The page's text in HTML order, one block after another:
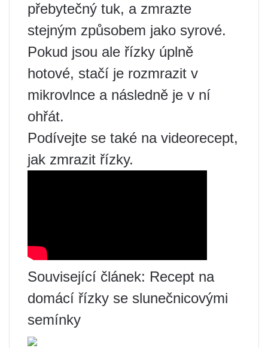
přebytečný tuk, a zmrazte
stejným způsobem jako syrové.
Pokud jsou ale řízky úplně
hotové, stačí je rozmrazit v
mikrovlnce a následně je v ní
ohřát.
Podívejte se také na videorecept,
jak zmrazit řízky.
Související článek: Recept na
domácí řízky se slunečnicovými
semínky